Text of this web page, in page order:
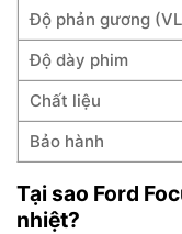
Độ phản gương
Độ dày phim
Chất liệu
Bảo hành
Tại sao Ford
nhiệt?